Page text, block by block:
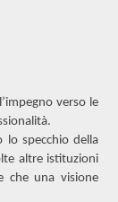
verso le
lo specchio della
altre istituzioni
che una visione